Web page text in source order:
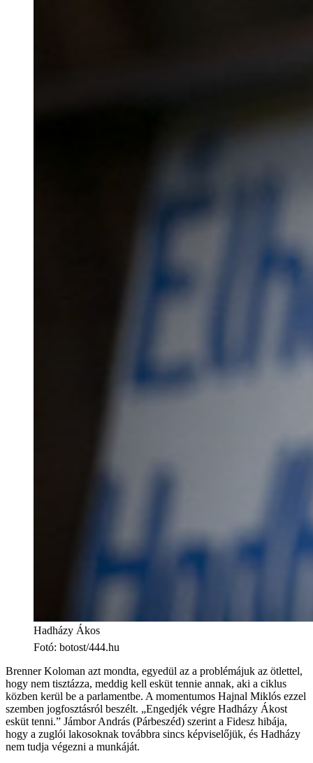
Hadházy Ákos
Fotó: botost/444.hu
Brenner Koloman azt mondta, egyedül az a problémájuk az ötlettel,
hogy nem tisztázza, meddig kell esküt tennie annak, aki a ciklus
közben kerül be a parlamentbe. A momentumos Hajnal Miklós ezzel
szemben jogfosztásról beszélt. „Engedjék végre Hadházy Ákost
esküt tenni.” Jámbor András (Párbeszéd) szerint a Fidesz hibája,
hogy a zuglói lakosoknak továbbra sincs képviselőjük, és Hadházy
nem tudja végezni a munkáját.